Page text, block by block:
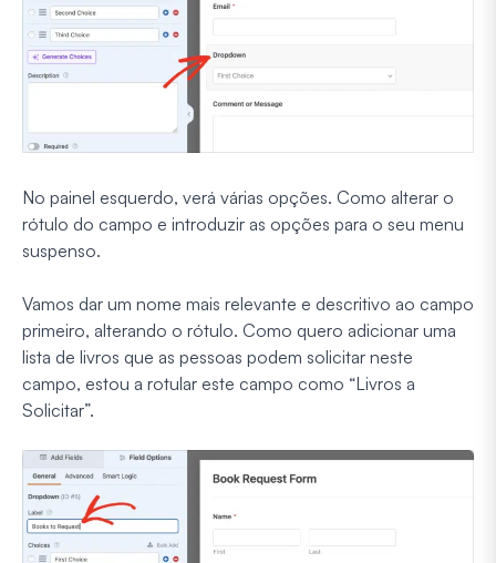
No painel esquerdo, verá várias opções. Como alterar o
rótulo do campo e introduzir as opções para o seu menu
suspenso.
Vamos dar um nome mais relevante e descritivo ao campo
primeiro, alterando o rótulo. Como quero adicionar uma
lista de livros que as pessoas podem solicitar neste
campo, estou a rotular este campo como “Livros a
Solicitar”.